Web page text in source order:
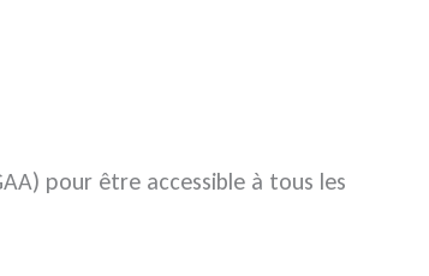
pour être accessible à tous les